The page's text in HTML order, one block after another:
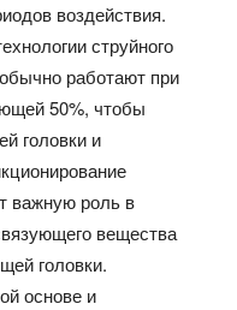
воздействия.
струйного
работают при
50%, чтобы
головки и
важную роль в
вещества
головки.
основе и